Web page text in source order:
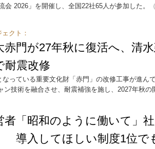
会 2026」を開催し、全国22社65人が参加した。
クト：
赤門が27年秋に復活へ、清
耐震改修
っている重要文化財「赤門」の改修工事が進ん
ン技術を融合させ、耐震補強を施し、2027年秋の
者「昭和のように働いて」
導入してほしい制度1位で